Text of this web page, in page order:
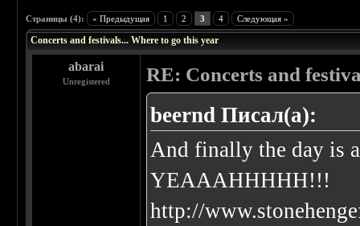
Страницы (4): « Предыдущая 1 2 3 4 Следующая »
Concerts and festivals... Where to go this year
abarai
Unregistered RE: Concerts and
beernd Писал(а):
And finally the day is
YEAAAHHHHH!!!
http://